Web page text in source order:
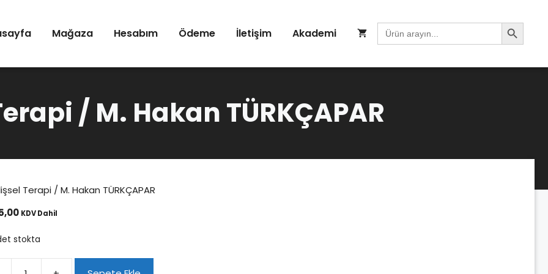
Mağaza Hesabım Ödeme İletişim Akademi Search
for:
Search Button
/ M. Hakan TÜRKÇAPAR
Terapi / M. Hakan TÜRKÇAPAR
KDV Dahil
stokta